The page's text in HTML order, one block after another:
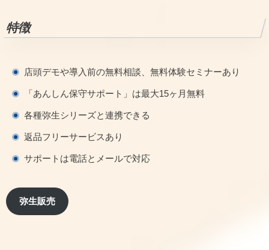
特徴
店頭デモや導入前の無料相談、無料体験セミナーあり
「あんしん保守サポート」は最大15ヶ月無料
各種弥生シリーズと連携できる
返品フリーサービスあり
サポートは電話とメールで対応
弥生販売